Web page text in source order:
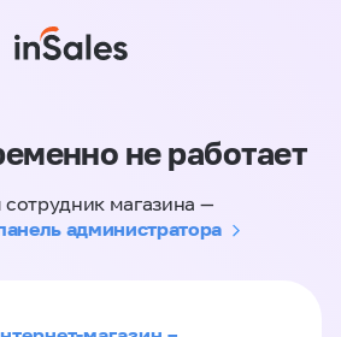
не работает
сотрудник магазина —
администратора